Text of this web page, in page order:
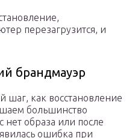
перезагрузится, и
брандмауэр
шаг, как восстановление
большинство
нет образа или после
ошибка при